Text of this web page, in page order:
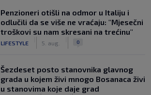
Penzioneri otišli na odmor u Italiju i
odlučili da se više ne vraćaju: "Mjesečni
troškovi su nam skresani na trećinu"
LIFESTYLE 5. aug. 0
Šezdeset posto stanovnika glavnog
grada u kojem živi mnogo Bosanaca živi
u stanovima koje daje grad